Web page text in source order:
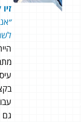
זיו
״
גם